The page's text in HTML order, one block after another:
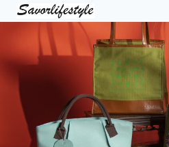
Skip
content